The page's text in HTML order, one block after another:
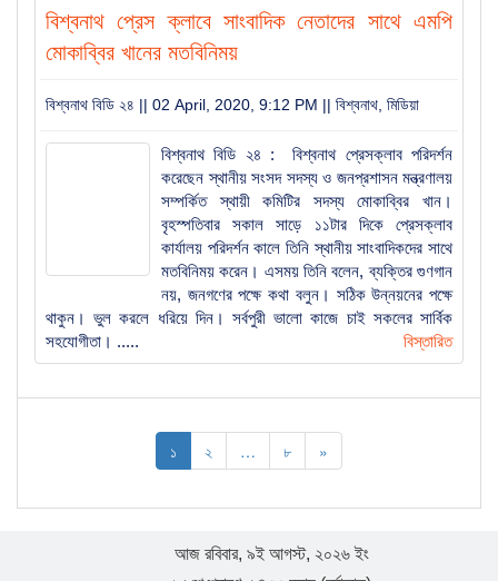
বিশ্বনাথ প্রেস ক্লাবে সাংবাদিক নেতাদের সাথে এমপি
মোকাব্বির খানের মতবিনিময়
বিশ্বনাথ বিডি ২৪ || 02 April, 2020, 9:12 PM || বিশ্বনাথ মিডিয়া
বিশ্বনাথ বিডি ২৪ : বিশ্বনাথ প্রেসক্লাব পরিদর্শন
করেছেন স্থানীয় সংসদ সদস্য ও জনপ্রশাসন মন্ত্রণালয়
সম্পর্কিত স্থায়ী কমিটির সদস্য মোকাব্বির খান।
বৃহস্পতিবার সকাল সাড়ে ১১টার দিকে প্রেসক্লাব
কার্যালয় পরিদর্শন কালে তিনি স্থানীয় সাংবাদিকদের সাথে
মতবিনিময় করেন। এসময় তিনি বলেন, ব্যক্তির গুণগান
নয়, জনগণের পক্ষে কথা বলুন। সঠিক উন্নয়নের পক্ষে
থাকুন। ভুল করলে ধরিয়ে দিন। সর্বপুরী ভালো কাজে চাই সকলের সার্বিক
সহযোগীতা। .....
বিস্তারিত
১ ২ … ৮ »
আজ রবিবার, ৯ই আগস্ট, ২০২৬ ইং